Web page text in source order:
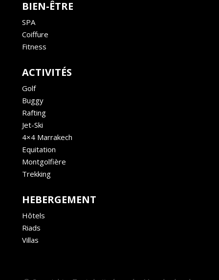
BIEN-ÊTRE
SPA
Coiffure
Fitness
ACTIVITÉS
Golf
Buggy
Rafting
Jet-Ski
4×4 Marrakech
Equitation
Montgolfière
Trekking
HEBERGEMENT
Hôtels
Riads
Villas